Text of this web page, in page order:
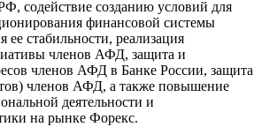
содействие созданию условий для
финансовой системы
ее стабильности, реализация
членов АФД, защита и
членов АФД в Банке России, защита
членов АФД, а также повышение
деятельности и
на рынке Форекс.